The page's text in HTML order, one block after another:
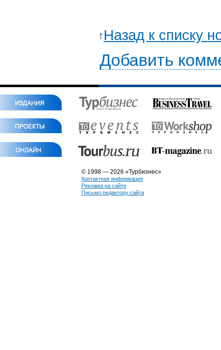
Назад к списку
Добавить
© 1998 — 2026 «Турбизнес»
Контактная информация
Реклама на сайте
Письмо редактору сайта